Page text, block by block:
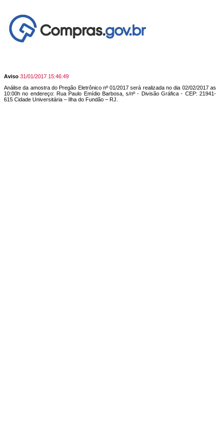
Aviso 31/01/2017 15:46:49
Análise da amostra do Pregão Eletrônico nº 01/2017 será realizada no dia 02/02/2017 as
10:00h no endereço: Rua Paulo Emídio Barbosa, s/nº - Divisão Gráfica - CEP: 21941-
615 Cidade Universitária – Ilha do Fundão – RJ.